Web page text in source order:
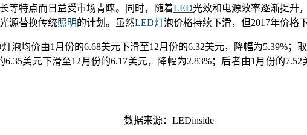
等特点而日益受市场青睐。同时，随着LED光效和电源效率逐渐提升
源替换传统照明的计划。虽然LED灯泡价格持续下滑，但2017年价格
泡均价由1月份的6.68美元下滑至12月份的6.32美元，降幅为5.39%；
美元下滑至12月份的6.17美元，降幅为2.83%；后者由1月份的
数据来源：LEDinside